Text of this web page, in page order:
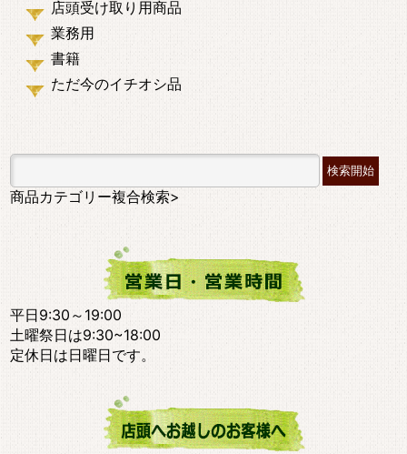
店頭受け取り用商品
業務用
書籍
ただ今のイチオシ品
商品カテゴリー複合検索>
平日9:30～19:00
土曜祭日は9:30~18:00
定休日は日曜日です。